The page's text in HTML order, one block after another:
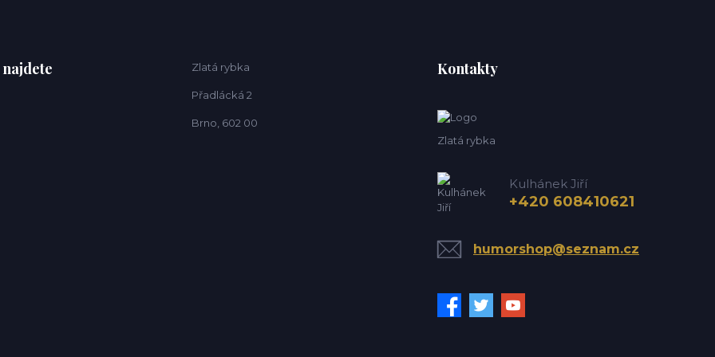
Zlatá rybka
Přadlácká 2
Brno, 602 00
Kontakty
Zlatá rybka
Kulhánek Jiří
+420 608410621
humorshop@seznam.cz